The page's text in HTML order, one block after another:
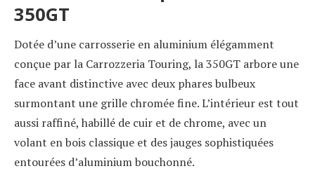
350GT
Dotée d’une carrosserie en aluminium élégamment
conçue par la Carrozzeria Touring, la 350GT arbore une
face avant distinctive avec deux phares bulbeux
surmontant une grille chromée fine. L’intérieur est tout
aussi raffiné, habillé de cuir et de chrome, avec un
volant en bois classique et des jauges sophistiquées
entourées d’aluminium bouchonné.